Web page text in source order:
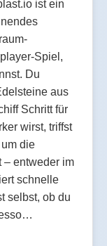
ist ein
Spiel,
Du
aus
Schritt für
wirst, triffst
die
– entweder im
schnelle
selbst, ob du